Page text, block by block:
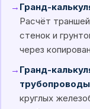
→ Гранд-
Расчёт
стенок и
через
→ Гранд-
круглых